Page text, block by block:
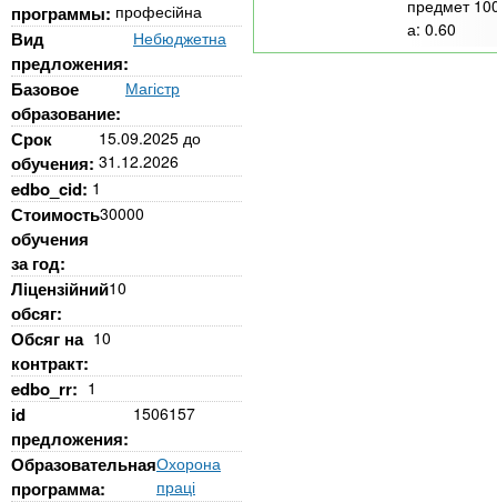
.
i
n
f
o
а
д
і
в
программы: професійна
Вид
предложения:
Небюджетна
Базовое
образование:
Магістр
Срок
обучения:
15.09.2025 до
31.12.2026
edbo_cid: 1
Стоимость
обучения
за год:
30000
Ліцензійний
обсяг:
10
Обсяг на
контракт:
10
edbo_rr: 1
id
предложения:
1506157
Образовательная
программа:
Охорона
праці
предмет
а: 0.60